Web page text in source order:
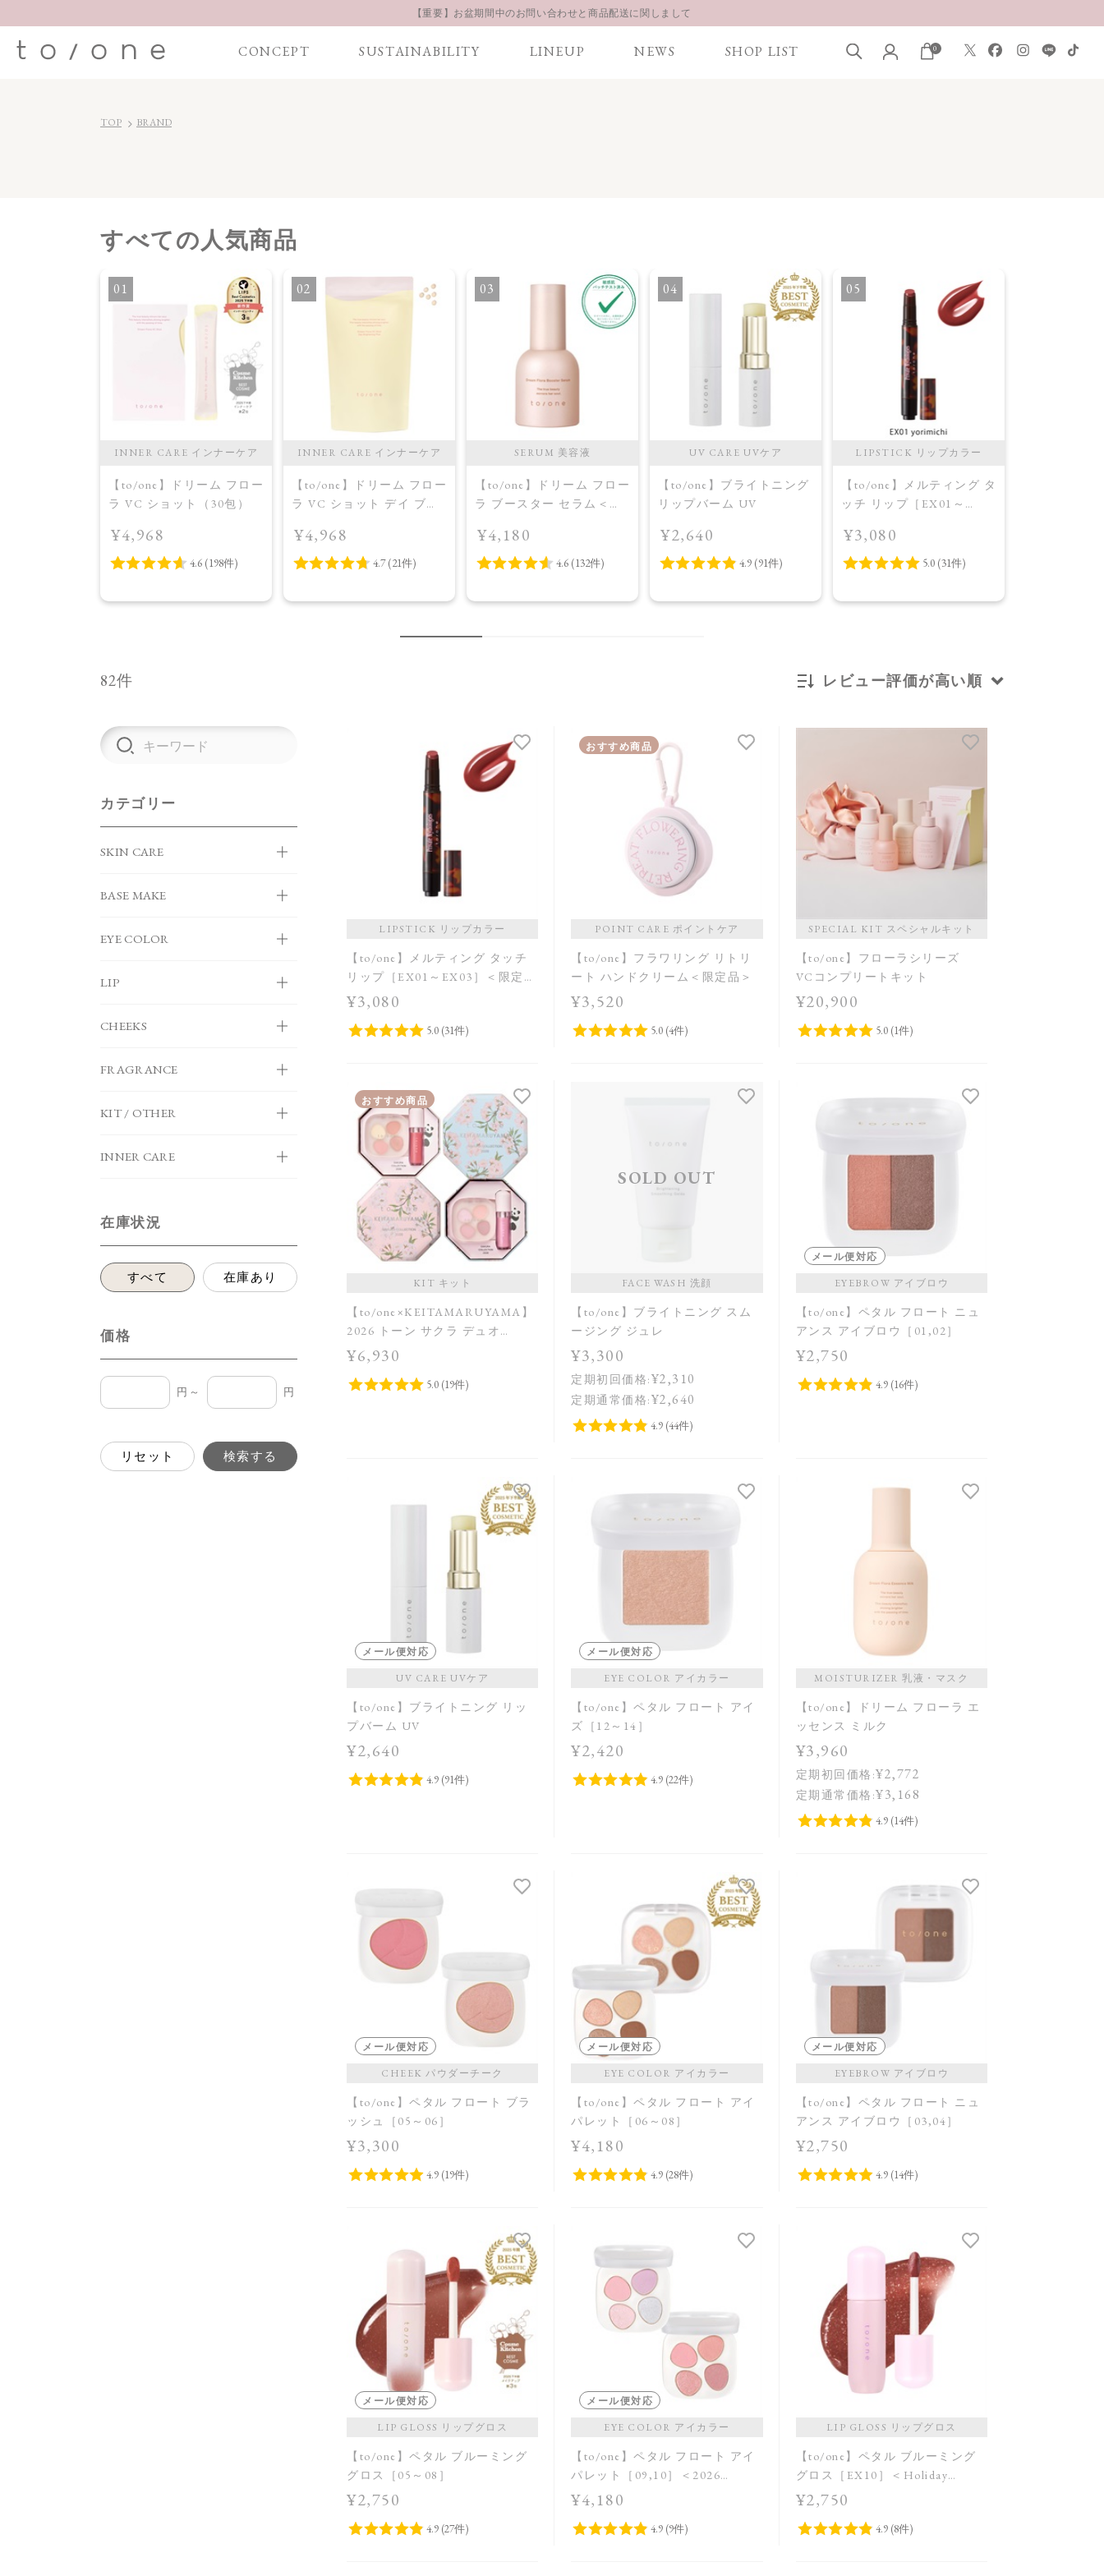
【重要】お盆期間中のお問い合わせと商品配送に関しまして
CONCEPT SUSTAINABILITY LINEUP NEWS SHOP LIST 0
TOP BRAND
すべての人気商品
1
INNER CARE インナーケア
【to/one】ドリーム フロー
ラ VC ショット（30包）
¥4,968
2
INNER CARE インナーケア
【to/one】ドリーム フロー
ラ VC ショット デイ ブラ
品＞
¥4,968
3
SERUM 美容液
【to/one】ドリーム フロー
ラ ブースター セラム＜導
¥4,180
4
UV CARE UVケア
【to/one】ブライトニング
リップバーム UV
¥2,640
5
LIPSTICK リップカラー
【to/one】メルティング タ
ッチ リップ［EX01～
yorimichi
¥3,080
82件 レビュー評価が高い順
価格が高い
レビューが多い順
レビュー評価が高い順
カテゴリー
SKIN CARE
BASE MAKE
EYE COLOR
LIP
CHEEKS
FRAGRANCE
KIT / OTHER
INNER CARE
在庫状況
すべて 在庫あり
価格
円～ 円
リセット 検索する
LIPSTICK リップカラー
【to/one】メルティング タッチ
リップ［EX01～EX03］＜限定品
＞
¥3,080
おすすめ商品
POINT CARE ポイントケア
【to/one】フラワリング リトリ
ート ハンドクリーム＜限定品＞
¥3,520
SPECIAL KIT スペシャルキット
【to/one】フローラシリーズ
VCコンプリートキット
¥20,900
おすすめ商品
KIT キット
【to/one×KEITAMARUYAMA】
2026 トーン サクラ デュオ
［A,B］＜限定品＞
¥6,930
SOLD OUT
FACE WASH 洗顔
【to/one】ブライトニング スム
ージング ジュレ
¥3,300
定期初回価格:¥2,310
定期通常価格:¥2,640
メール便対応
EYEBROW アイブロウ
【to/one】ペタル フロート ニュ
アンス アイブロウ［01,02］
¥2,750
メール便対応
UV CARE UVケア
【to/one】ブライトニング リッ
プバーム UV
¥2,640
メール便対応
EYE COLOR アイカラー
【to/one】ペタル フロート アイ
ズ［12～14］
¥2,420
MOISTURIZER 乳液・マスク
【to/one】ドリーム フローラ エ
ッセンス ミルク
¥3,960
定期初回価格:¥2,772
定期通常価格:¥3,168
メール便対応
CHEEK パウダーチーク
【to/one】ペタル フロート ブラ
ッシュ［05～06］
¥3,300
メール便対応
EYE COLOR アイカラー
【to/one】ペタル フロート アイ
パレット［06～08］
¥4,180
メール便対応
EYEBROW アイブロウ
【to/one】ペタル フロート ニュ
アンス アイブロウ［03,04］
¥2,750
メール便対応
LIP GLOSS リップグロス
【to/one】ペタル ブルーミング
グロス［05～08］
¥2,750
メール便対応
EYE COLOR アイカラー
【to/one】ペタル フロート アイ
パレット［09,10］＜2026
Summer Collection＞
¥4,180
LIP GLOSS リップグロス
【to/one】ペタル ブルーミング
グロス［EX10］＜Holiday
Collection＞
¥2,750